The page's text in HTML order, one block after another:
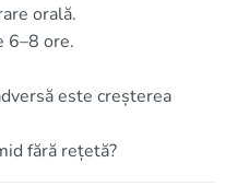
orală.
6–8 ore.
este creșterea
fără rețetă?